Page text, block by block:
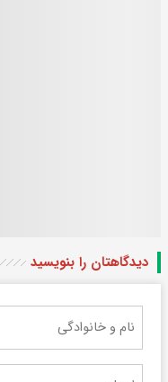
دیدگاهتان را بنویسید